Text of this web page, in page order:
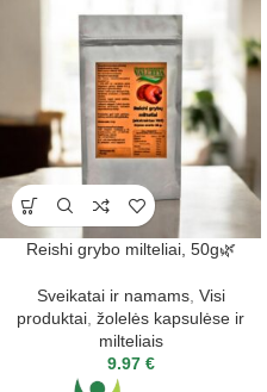
Reishi grybo milteliai, 50g🌿
Sveikatai ir namams, Visi
produktai žolelės kapsulėse ir
milteliais
9.97 €